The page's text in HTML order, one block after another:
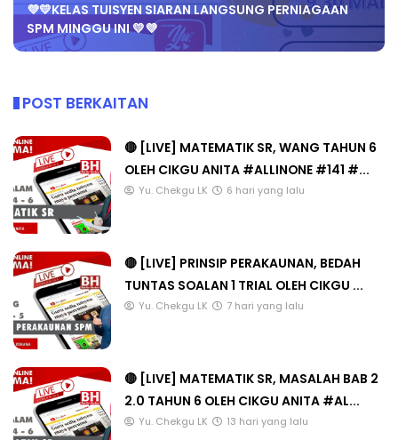
💜💛KELAS TUISYEN SIARAN LANGSUNG PERNIAGAAN
SPM MINGGU INI 💛💜
POST BERKAITAN
🔴 [LIVE] MATEMATIK SR, WANG TAHUN 6
OLEH CIKGU ANITA #ALLINONE #141 #...
Yu. Chekgu LK 6 hari yang lalu
🔴 [LIVE] PRINSIP PERAKAUNAN, BEDAH
TUNTAS SOALAN 1 TRIAL OLEH CIKGU ...
Yu. Chekgu LK 7 hari yang lalu
🔴 [LIVE] MATEMATIK SR, MASALAH BAB 2
2.0 TAHUN 6 OLEH CIKGU ANITA #AL...
Yu. Chekgu LK 13 hari yang lalu